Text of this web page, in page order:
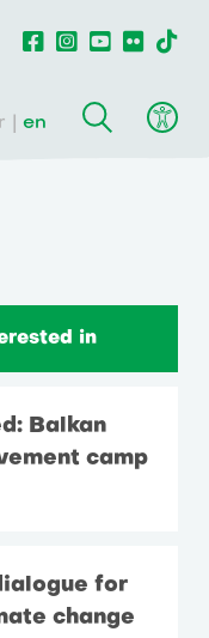
en
in
Balkan
camp
for
change